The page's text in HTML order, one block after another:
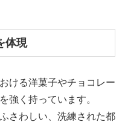
体現
ける洋菓子やチョコレー
強く持っています。
さわしい、洗練された都